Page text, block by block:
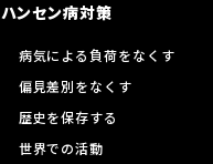
ハンセン病対策
病気による負荷をなくす
偏見差別をなくす
歴史を保存する
世界での活動